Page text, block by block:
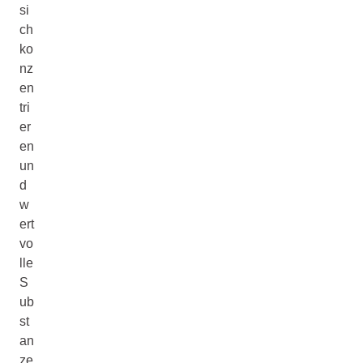
si
ch
ko
nz
en
tri
er
en
un
d
w
ert
vo
lle
S
ub
st
an
ze